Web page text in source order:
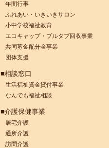
年間行事
ふれあい・いきいきサロン
小中学校福祉教育
エコキャップ・プルタブ回収事業
共同募金配分金事業
団体支援
■相談窓口
生活福祉資金貸付事業
なんでも福祉相談
■介護保健事業
居宅介護
通所介護
訪問介護